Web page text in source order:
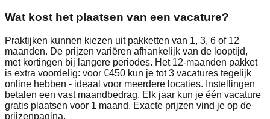
Wat kost het plaatsen van een vacature?
Praktijken kunnen kiezen uit pakketten van 1, 3, 6 of 12
maanden. De prijzen variëren afhankelijk van de looptijd,
met kortingen bij langere periodes. Het 12-maanden pakket
is extra voordelig: voor €450 kun je tot 3 vacatures tegelijk
online hebben - ideaal voor meerdere locaties. Instellingen
betalen een vast maandbedrag. Elk jaar kun je één vacature
gratis plaatsen voor 1 maand. Exacte prijzen vind je op de
prijzenpagina.